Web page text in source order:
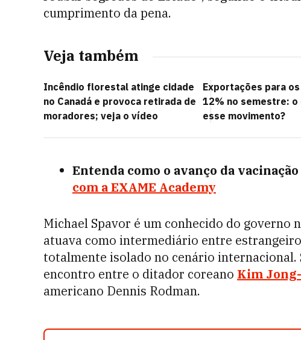
cumprimento da pena.
Veja também
Incêndio florestal atinge cidade
no Canadá e provoca retirada de
moradores; veja o vídeo
Exportações para os
12% no semestre: o
esse movimento?
Entenda como o avanço da
com a EXAME Academy
Michael Spavor é um conhecido do governo
atuava como intermediário entre
totalmente isolado no cenário internacional.
encontro entre o ditador coreano Kim
americano Dennis Rodman.